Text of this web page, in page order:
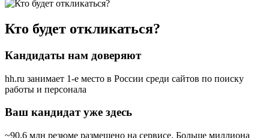
Кто будет откликаться?
Кандидаты нам доверяют
hh.ru занимает 1-е место в России среди сайтов по поиску
работы и персонала
Ваш кандидат уже здесь
~90.6 млн резюме размещено на сервисе. Больше миллиона